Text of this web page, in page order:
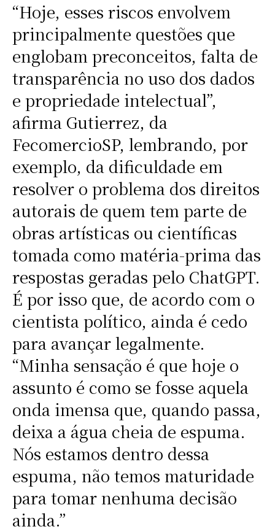
“Hoje, esses riscos envolvem
principalmente questões que
englobam preconceitos, falta de
transparência no uso dos dados
e propriedade intelectual”,
afirma Gutierrez, da
FecomercioSP, lembrando, por
exemplo, da dificuldade em
resolver o problema dos direitos
autorais de quem tem parte de
obras artísticas ou científicas
tomada como matéria-prima das
respostas geradas pelo ChatGPT.
É por isso que, de acordo com o
cientista político, ainda é cedo
para avançar legalmente.
“Minha sensação é que hoje o
assunto é como se fosse aquela
onda imensa que, quando passa,
deixa a água cheia de espuma.
Nós estamos dentro dessa
espuma, não temos maturidade
para tomar nenhuma decisão
ainda.”